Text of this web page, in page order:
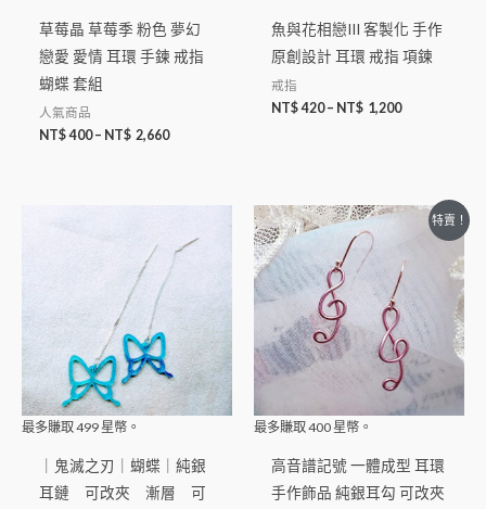
草莓晶 草莓季 粉色 夢幻
戀愛 愛情 耳環 手鍊 戒指
蝴蝶 套組
人氣商品
NT$ 400– NT$ 2,660
魚與花相戀III 客製化 手作
原創設計 耳環 戒指 項鍊
戒指
NT$ 420– NT$ 1,200
最多賺取499 星幣。
｜鬼滅之刃｜蝴蝶｜純銀
耳鏈 可改夾 漸層 可
特賣！
最多賺取400 星幣。
高音譜記號 一體成型 耳環
手作飾品 純銀耳勾 可改夾